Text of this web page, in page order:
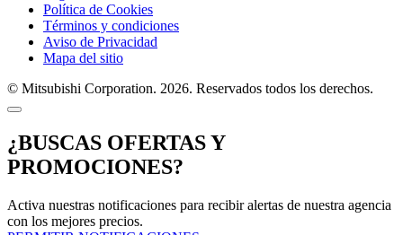
Política de Cookies
Términos y condiciones
Aviso de Privacidad
Mapa del sitio
© Mitsubishi Corporation. 2026. Reservados todos los derechos.
¿BUSCAS OFERTAS Y
PROMOCIONES?
Activa nuestras notificaciones para recibir alertas de nuestra agencia
con los mejores precios.